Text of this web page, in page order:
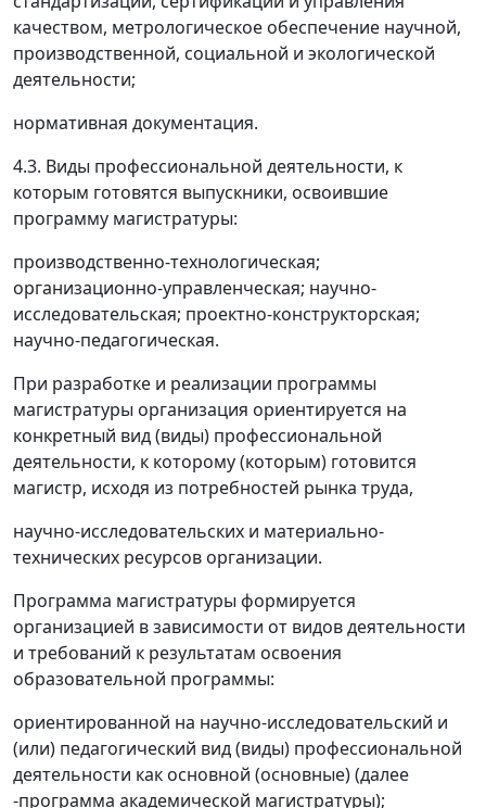
качеством, метрологическое обеспечение научной,
производственной, социальной и экологической
деятельности;
нормативная документация.
4.3. Виды профессиональной деятельности, к
которым готовятся выпускники, освоившие
программу магистратуры:
производственно-технологическая;
организационно-управленческая; научно-
исследовательская; проектно-конструкторская;
научно-педагогическая.
При разработке и реализации программы
магистратуры организация ориентируется на
конкретный вид (виды) профессиональной
деятельности, к которому (которым) готовится
магистр, исходя из потребностей рынка труда,
научно-исследовательских и материально-
технических ресурсов организации.
Программа магистратуры формируется
организацией в зависимости от видов деятельности
и требований к результатам освоения
образовательной программы:
ориентированной на научно-исследовательский и
(или) педагогический вид (виды) профессиональной
деятельности как основной (основные) (далее
-программа академической магистратуры);